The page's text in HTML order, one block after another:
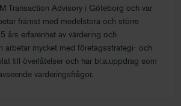
Transaction Advisory i Göteborg och var
främst med medelstora och större
års erfarenhet av värdering och
arbetar mycket med företagsstrategi- och
till överlåtelser och har bl.a.uppdrag som
värderingsfrågor.